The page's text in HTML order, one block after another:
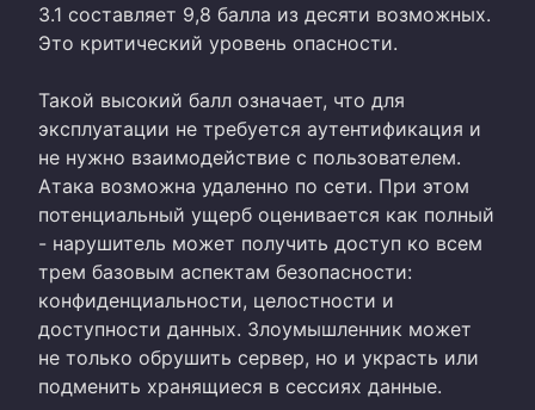
3.1 составляет 9,8 балла из десяти возможных.
Это критический уровень опасности.
Такой высокий балл означает, что для
эксплуатации не требуется аутентификация и
не нужно взаимодействие с пользователем.
Атака возможна удаленно по сети. При этом
потенциальный ущерб оценивается как полный
- нарушитель может получить доступ ко всем
трем базовым аспектам безопасности:
конфиденциальности, целостности и
доступности данных. Злоумышленник может
не только обрушить сервер, но и украсть или
подменить хранящиеся в сессиях данные.